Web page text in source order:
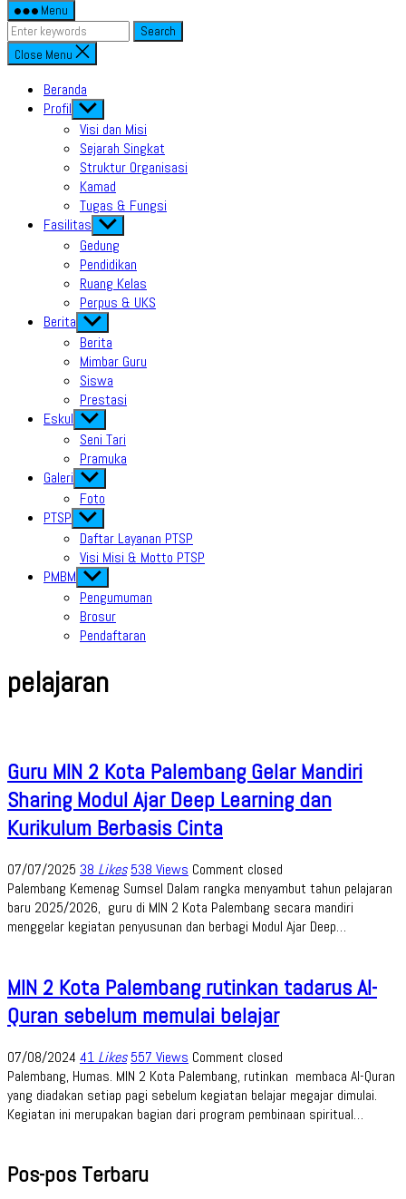
Menu
Search
Close Menu
Beranda
Profil Show
sub
menu
Visi dan Misi
Sejarah Singkat
Struktur Organisasi
Kamad
Tugas & Fungsi
Fasilitas Show
sub
menu
Gedung
Pendidikan
Ruang Kelas
Perpus & UKS
Berita Show
sub
menu
Berita
Mimbar Guru
Siswa
Prestasi
Eskul Show
sub
menu
Seni Tari
Pramuka
Galeri Show
sub
menu
Foto
PTSP Show
sub
menu
Daftar Layanan PTSP
Visi Misi & Motto PTSP
PMBM Show
sub
menu
Pengumuman
Brosur
Pendaftaran
pelajaran
Guru MIN 2 Kota Palembang Gelar Mandiri
Sharing Modul Ajar Deep Learning dan
Kurikulum Berbasis Cinta
07/07/2025 38 Likes 538 Views Comment closed
Palembang Kemenag Sumsel Dalam rangka menyambut tahun pelajaran
baru 2025/2026, guru di MIN 2 Kota Palembang secara mandiri
menggelar kegiatan penyusunan dan berbagi Modul Ajar Deep…
MIN 2 Kota Palembang rutinkan tadarus Al-
Quran sebelum memulai belajar
07/08/2024 41 Likes 557 Views Comment closed
Palembang, Humas. MIN 2 Kota Palembang, rutinkan membaca Al-Quran
yang diadakan setiap pagi sebelum kegiatan belajar megajar dimulai.
Kegiatan ini merupakan bagian dari program pembinaan spiritual…
Pos-pos Terbaru